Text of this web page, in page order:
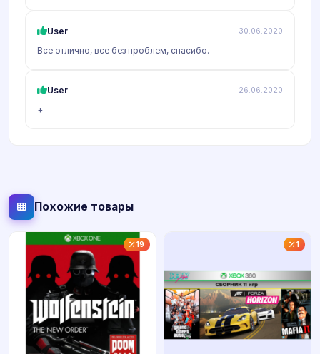
User 30.06.2020
Все отлично, все без проблем, спасибо.
User 26.06.2020
+
Похожие товары
19 1